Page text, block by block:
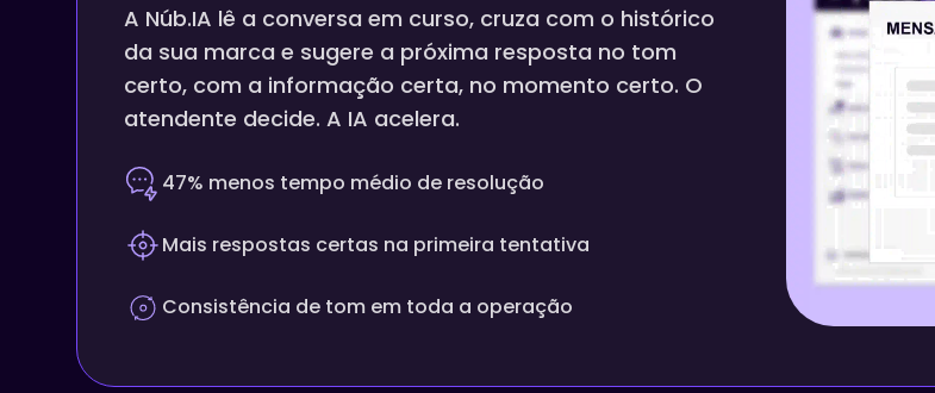
A Núb.IA lê a conversa em curso, cruza com o histórico
da sua marca e sugere a próxima resposta no tom
certo, com a informação certa, no momento certo. O
atendente decide. A IA acelera.
47% menos tempo médio de resolução
Mais respostas certas na primeira tentativa
Consistência de tom em toda a operação